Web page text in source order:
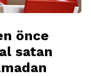
önce
satan